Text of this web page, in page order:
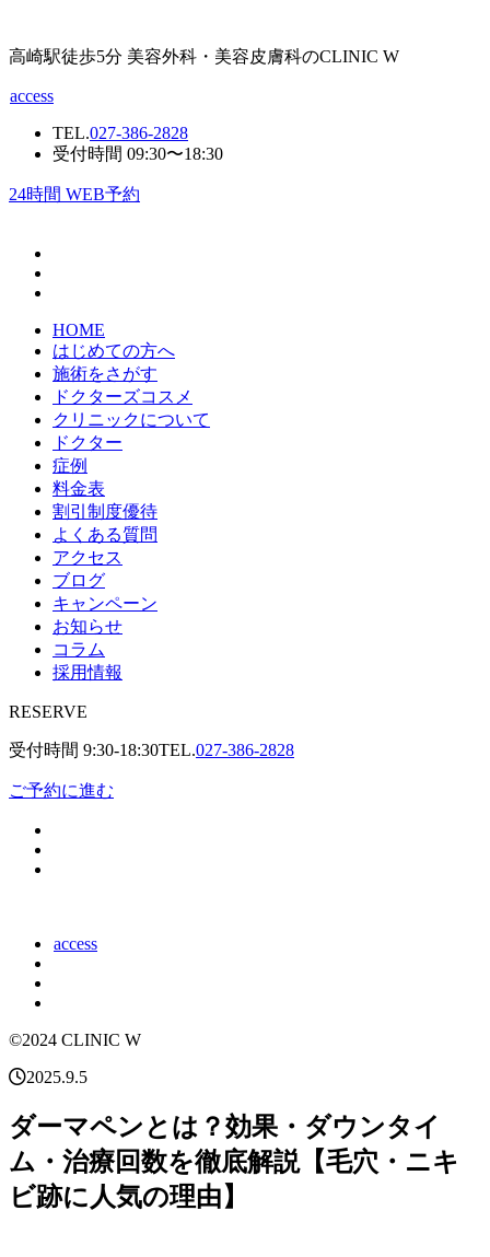
高崎駅徒歩5分 美容外科・美容皮膚科のCLINIC W
access
TEL.027-386-2828
受付時間 09:30〜18:30
24時間 WEB予約
HOME
はじめての方へ
施術をさがす
ドクターズコスメ
クリニックについて
ドクター
症例
料金表
割引制度優待
よくある質問
アクセス
ブログ
キャンペーン
お知らせ
コラム
採用情報
RESERVE
受付時間 9:30-18:30TEL.027-386-2828
ご予約に進む
access
©2024 CLINIC W
2025.9.5
ダーマペンとは？効果・ダウンタイ
ム・治療回数を徹底解説【毛穴・ニキ
ビ跡に人気の理由】